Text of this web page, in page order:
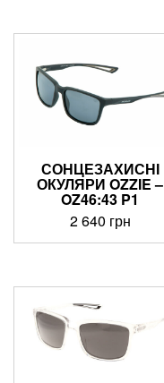
СОНЦЕЗАХИСНІ
ОКУЛЯРИ OZZIE –
OZ46:43 P1
2 640 грн